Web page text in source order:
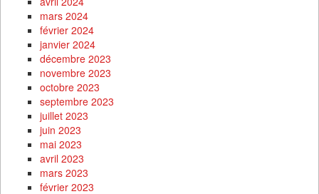
mars 2024
février 2024
janvier 2024
décembre 2023
novembre 2023
octobre 2023
septembre 2023
juillet 2023
juin 2023
mai 2023
avril 2023
mars 2023
février 2023